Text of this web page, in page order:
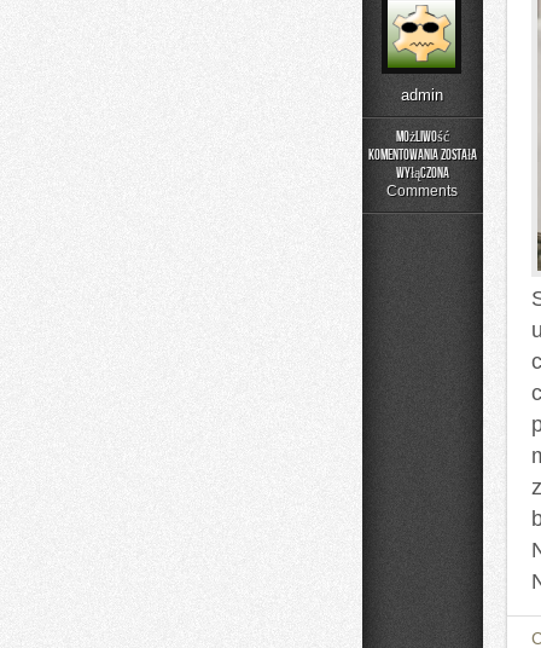
admin
Możliwość
komentowania
Catering
została
wyłączona
Comments